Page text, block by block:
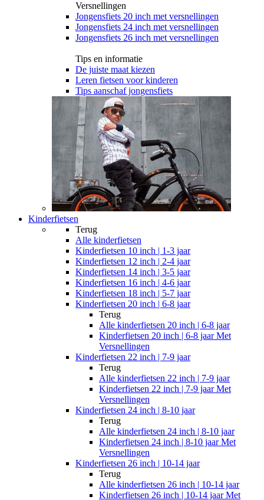
Versnellingen
Jongensfiets 20 inch met versnellingen
Jongensfiets 24 inch met versnellingen
Jongensfiets 26 inch met versnellingen
Tips en informatie
De juiste maat kiezen
Leren fietsen voor kinderen
Tips aanschaf jongensfiets
Kinderfietsen
Terug
Alle kinderfietsen
Kinderfietsen 10 inch | 1-3 jaar
Kinderfietsen 12 inch | 2-4 jaar
Kinderfietsen 14 inch | 3-5 jaar
Kinderfietsen 16 inch | 4-6 jaar
Kinderfietsen 18 inch | 5-7 jaar
Kinderfietsen 20 inch | 6-8 jaar
Terug
Alle kinderfietsen 20 inch | 6-8 jaar
Kinderfietsen 20 inch | 6-8 jaar Met
Versnellingen
Kinderfietsen 22 inch | 7-9 jaar
Terug
Alle kinderfietsen 22 inch | 7-9 jaar
Kinderfietsen 22 inch | 7-9 jaar Met
Versnellingen
Kinderfietsen 24 inch | 8-10 jaar
Terug
Alle kinderfietsen 24 inch | 8-10 jaar
Kinderfietsen 24 inch | 8-10 jaar Met
Versnellingen
Kinderfietsen 26 inch | 10-14 jaar
Terug
Alle kinderfietsen 26 inch | 10-14 jaar
Kinderfietsen 26 inch | 10-14 jaar Met